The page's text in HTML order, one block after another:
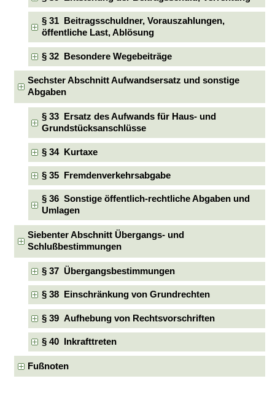
§ 31 Beitragsschuldner, Vorauszahlungen,
öffentliche Last, Ablösung
§ 32 Besondere Wegebeiträge
Sechster Abschnitt Aufwandsersatz und sonstige
Abgaben
§ 33 Ersatz des Aufwands für Haus- und
Grundstücksanschlüsse
§ 34 Kurtaxe
§ 35 Fremdenverkehrsabgabe
§ 36 Sonstige öffentlich-rechtliche Abgaben und
Umlagen
Siebenter Abschnitt Übergangs- und
Schlußbestimmungen
§ 37 Übergangsbestimmungen
§ 38 Einschränkung von Grundrechten
§ 39 Aufhebung von Rechtsvorschriften
§ 40 Inkrafttreten
Fußnoten